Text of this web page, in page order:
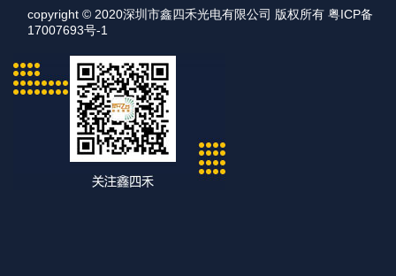
copyright © 2020深圳市鑫四禾光电有限公司 版权所有 粤ICP备
17007693号-1